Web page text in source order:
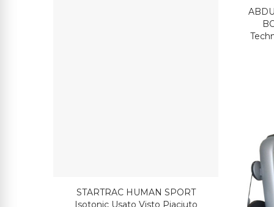
STARTRAC HUMAN SPORT
Isotonic Usato Visto Piaciuto